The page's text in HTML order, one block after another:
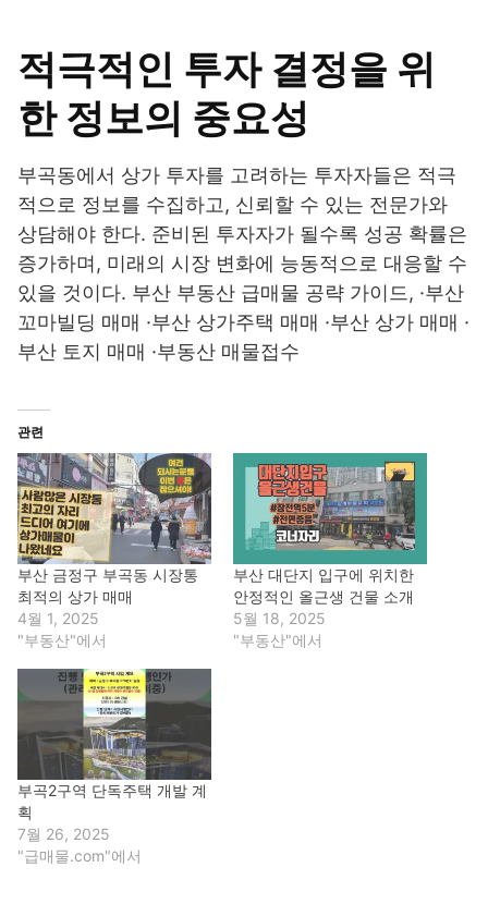
적극적인 투자 결정을 위
한 정보의 중요성
부곡동에서 상가 투자를 고려하는 투자자들은 적극
적으로 정보를 수집하고, 신뢰할 수 있는 전문가와
상담해야 한다. 준비된 투자자가 될수록 성공 확률은
증가하며, 미래의 시장 변화에 능동적으로 대응할 수
있을 것이다. 부산 부동산 급매물 공략 가이드, ·부산
꼬마빌딩 매매 ·부산 상가주택 매매 ·부산 상가 매매 ·
부산 토지 매매 ·부동산 매물접수
관련
부산 금정구 부곡동 시장통
최적의 상가 매매
4월 1, 2025
"부동산"에서
부산 대단지 입구에 위치한
안정적인 올근생 건물 소개
5월 18, 2025
"부동산"에서
부곡2구역 단독주택 개발 계
획
7월 26, 2025
"급매물.com"에서